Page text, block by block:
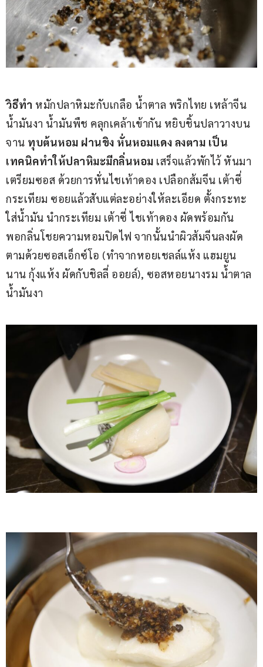
วิธีทำ หมักปลาหิมะกับเกลือ น้ำตาล พริกไทย เหล้าจีน
น้ำมันงา น้ำมันพืช คลุกเคล้าเข้ากัน หยิบชิ้นปลาวางบน
จาน ทุบต้นหอม ฝานขิง หั่นหอมแดง ลงตาม เป็น
เทคนิคทำให้ปลาหิมะมีกลิ่นหอม เสร็จแล้วพักไว้ หันมา
เตรียมซอส ด้วยการหั่นไชเท้าดอง เปลือกส้มจีน เต้าซี่
กระเทียม ซอยแล้วสับแต่ละอย่างให้ละเอียด ตั้งกระทะ
ใส่น้ำมัน นำกระเทียม เต้าซี่ ไชเท้าดอง ผัดพร้อมกัน
พอกลิ่นโชยความหอมปิดไฟ จากนั้นนำผิวส้มจีนลงผัด
ตามด้วยซอสเอ็กซ์โอ (ทำจากหอยเชลล์แห้ง แฮมยูน
นาน กุ้งแห้ง ผัดกับชิลลี่ ออยล์), ซอสหอยนางรม น้ำตาล
น้ำมันงา